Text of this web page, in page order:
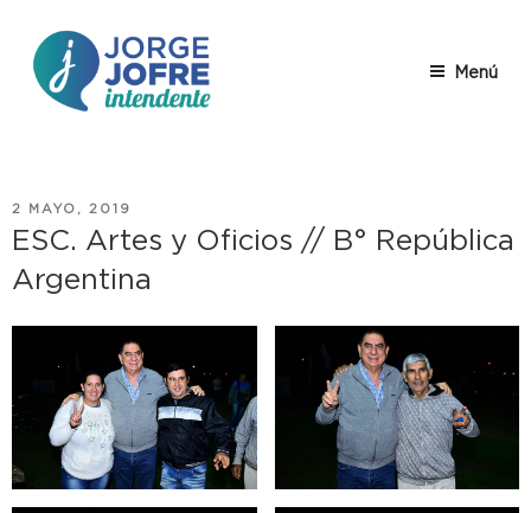
contenido
JORGE
Jorge Jofre – descripción
Menú
PUBLICADO
EL
2 MAYO, 2019
ESC. Artes y Oficios // B° República
Argentina